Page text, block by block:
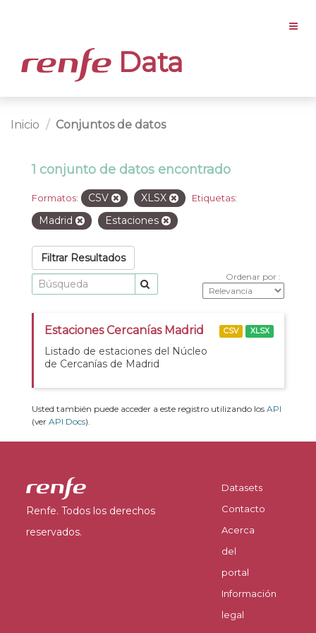
Data
Inicio Conjuntos de datos
1 conjunto de datos encontrado
Formatos: CSV XLSX Etiquetas:
Madrid Estaciones
Filtrar Resultados
Ordenar por
Estaciones Cercanías Madrid
Listado de estaciones del Núcleo
de Cercanías de Madrid
CSV XLSX
Usted también puede acceder a este registro utilizando los API
(ver API Docs).
Renfe. Todos los derechos
reservados.
Datasets
Contacto
Acerca
del
portal
Información
legal